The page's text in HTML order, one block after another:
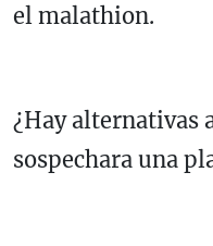
el malathion.
¿Hay alternativas
sospechara una